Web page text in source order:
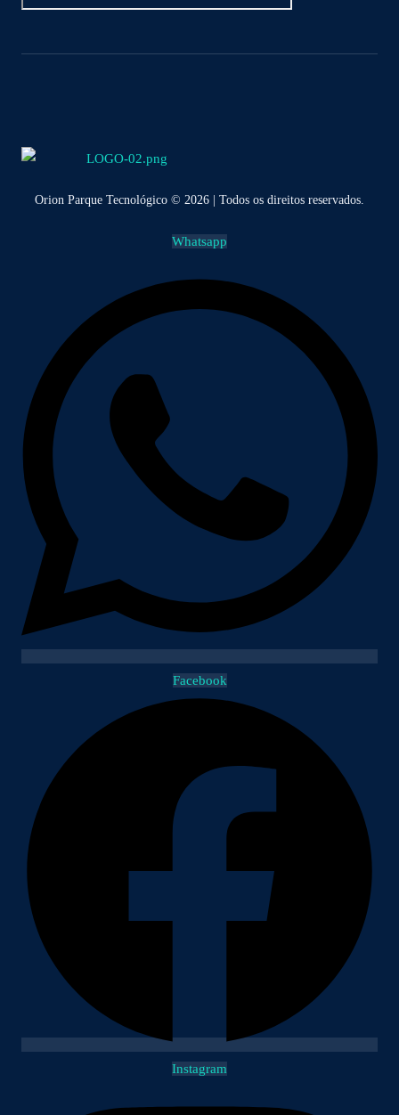
Orion Parque Tecnológico © 2026 | Todos os direitos reservados.
Whatsapp
Facebook
Instagram